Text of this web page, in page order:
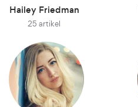
Hailey Friedman
25 artikel